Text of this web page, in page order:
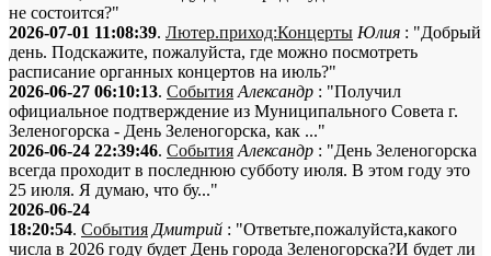
не состоится?"
2026-07-01 11:08:39. Лютер.приход:Концерты Юлия : "Добрый
день. Подскажите, пожалуйста, где можно посмотреть
расписание органных концертов на июль?"
2026-06-27 06:10:13. События Александр : "Получил
официальное подтверждение из Муниципального Совета г.
Зеленогорска - День Зеленогорска, как ..."
2026-06-24 22:39:46. События Александр : "День Зеленогорска
всегда проходит в последнюю субботу июля. В этом году это
25 июля. Я думаю, что бу..."
2026-06-24
18:20:54. События Дмитрий : "Ответьте,пожалуйста,какого
числа в 2026 году будет День города Зеленогорска?И будет ли